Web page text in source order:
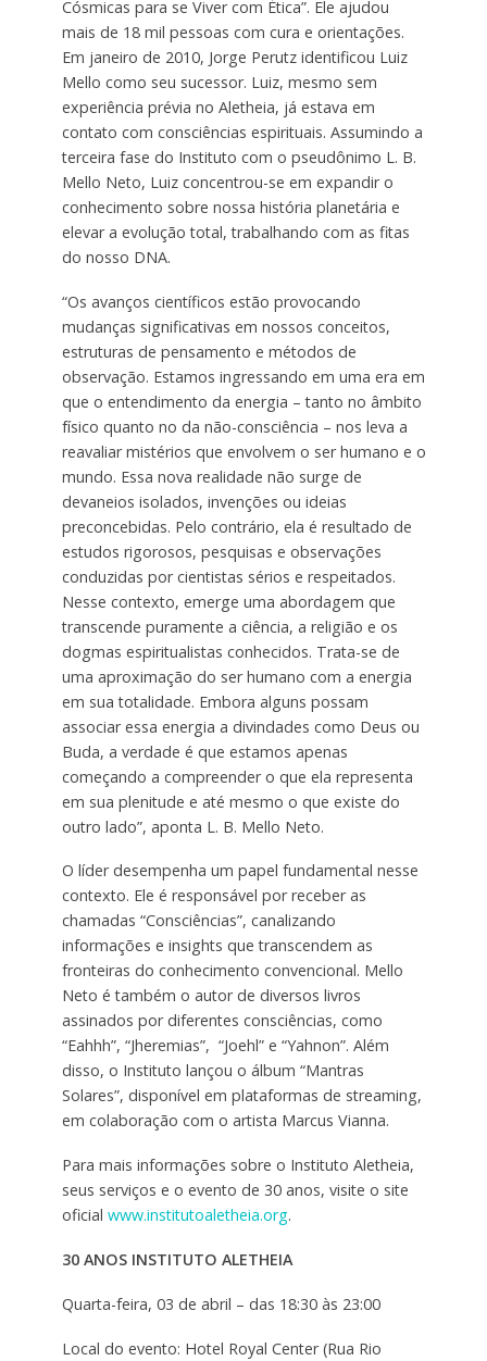
Cósmicas para se Viver com Ética”. Ele ajudou
mais de 18 mil pessoas com cura e orientações.
Em janeiro de 2010, Jorge Perutz identificou Luiz
Mello como seu sucessor. Luiz, mesmo sem
experiência prévia no Aletheia, já estava em
contato com consciências espirituais. Assumindo a
terceira fase do Instituto com o pseudônimo L. B.
Mello Neto, Luiz concentrou-se em expandir o
conhecimento sobre nossa história planetária e
elevar a evolução total, trabalhando com as fitas
do nosso DNA.
“Os avanços científicos estão provocando
mudanças significativas em nossos conceitos,
estruturas de pensamento e métodos de
observação. Estamos ingressando em uma era em
que o entendimento da energia – tanto no âmbito
físico quanto no da não-consciência – nos leva a
reavaliar mistérios que envolvem o ser humano e o
mundo. Essa nova realidade não surge de
devaneios isolados, invenções ou ideias
preconcebidas. Pelo contrário, ela é resultado de
estudos rigorosos, pesquisas e observações
conduzidas por cientistas sérios e respeitados.
Nesse contexto, emerge uma abordagem que
transcende puramente a ciência, a religião e os
dogmas espiritualistas conhecidos. Trata-se de
uma aproximação do ser humano com a energia
em sua totalidade. Embora alguns possam
associar essa energia a divindades como Deus ou
Buda, a verdade é que estamos apenas
começando a compreender o que ela representa
em sua plenitude e até mesmo o que existe do
outro lado”, aponta L. B. Mello Neto.
O líder desempenha um papel fundamental nesse
contexto. Ele é responsável por receber as
chamadas “Consciências”, canalizando
informações e insights que transcendem as
fronteiras do conhecimento convencional. Mello
Neto é também o autor de diversos livros
assinados por diferentes consciências, como
“Eahhh”, “Jheremias”, “Joehl” e “Yahnon”. Além
disso, o Instituto lançou o álbum “Mantras
Solares”, disponível em plataformas de streaming,
em colaboração com o artista Marcus Vianna.
Para mais informações sobre o Instituto Aletheia,
seus serviços e o evento de 30 anos, visite o site
oficial www.institutoaletheia.org.
30 ANOS INSTITUTO ALETHEIA
Quarta-feira, 03 de abril – das 18:30 às 23:00
Local do evento: Hotel Royal Center (Rua Rio